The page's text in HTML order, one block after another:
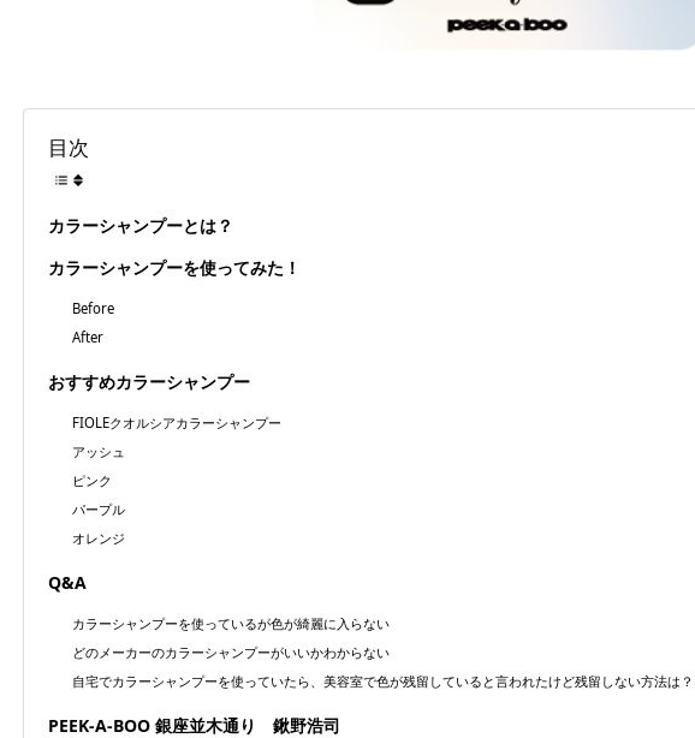
目次
カラーシャンプーとは？
カラーシャンプーを使ってみた！
Before
After
おすすめカラーシャンプー
FIOLEクオルシアカラーシャンプー
アッシュ
ピンク
パープル
オレンジ
Q&A
カラーシャンプーを使っているが色が綺麗に入らない
どのメーカーのカラーシャンプーがいいかわからない
自宅でカラーシャンプーを使っていたら、美容室で色が残留していると言われたけど残留しない方法は？
PEEK-A-BOO 銀座並木通り 鍬野浩司